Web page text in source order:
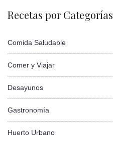
Recetas por Categorías
Comida Saludable
Comer y Viajar
Desayunos
Gastronomía
Huerto Urbano